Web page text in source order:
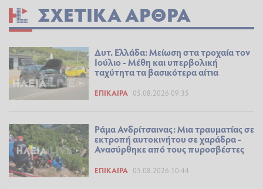
ΣΧΕΤΙΚΆ ΆΡΘΡΑ
Δυτ. Ελλάδα: Μείωση στα τροχαία τον
Ιούλιο - Μέθη και υπερβολική
ταχύτητα τα βασικότερα αίτια
ΕΠΊΚΑΙΡΑ 05.08.2026 09:35
Ράμα Ανδρίτσαινας: Μια τραυματίας σε
εκτροπή αυτοκινήτου σε χαράδρα -
Ανασύρθηκε από τους πυροσβέστες
ΕΠΊΚΑΙΡΑ 05.08.2026 10:44